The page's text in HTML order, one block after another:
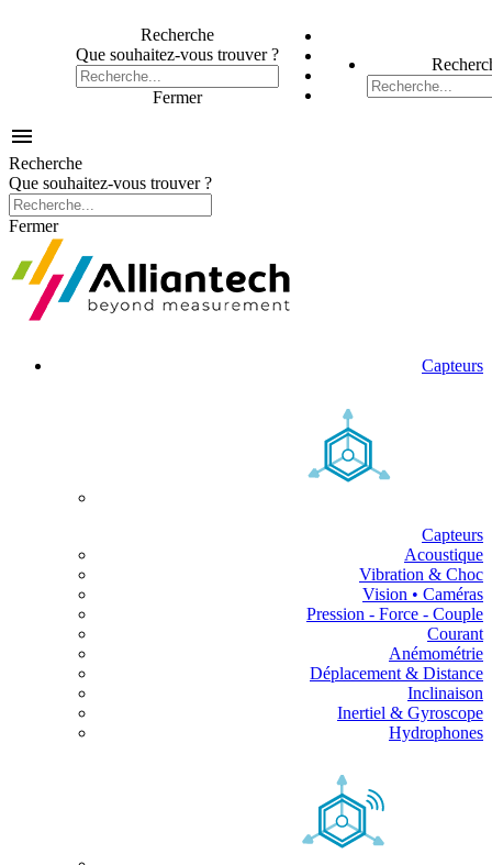
Recherche
Que souhaitez-vous trouver ?
Fermer

Recherche
Que souhaitez-vous trouver ?
Fermer
Capteurs
Capteurs
Acoustique
Vibration & Choc
Vision • Caméras
Pression - Force - Couple
Courant
Anémométrie
Déplacement & Distance
Inclinaison
Inertiel & Gyroscope
Hydrophones